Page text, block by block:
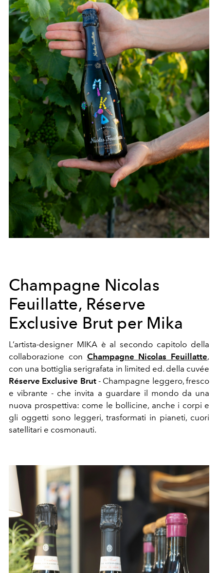
Champagne Nicolas
Feuillatte, Réserve
Exclusive Brut per Mika
L’artista-designer MIKA è al secondo capitolo della
collaborazione con Champagne Nicolas Feuillatte,
con una bottiglia serigrafata in limited ed. della cuvée
Réserve Exclusive Brut- Champagne leggero, fresco
e vibrante - che invita a guardare il mondo da una
nuova prospettiva: come le bollicine, anche i corpi e
gli oggetti sono leggeri, trasformati in pianeti, cuori
satellitari e cosmonauti.